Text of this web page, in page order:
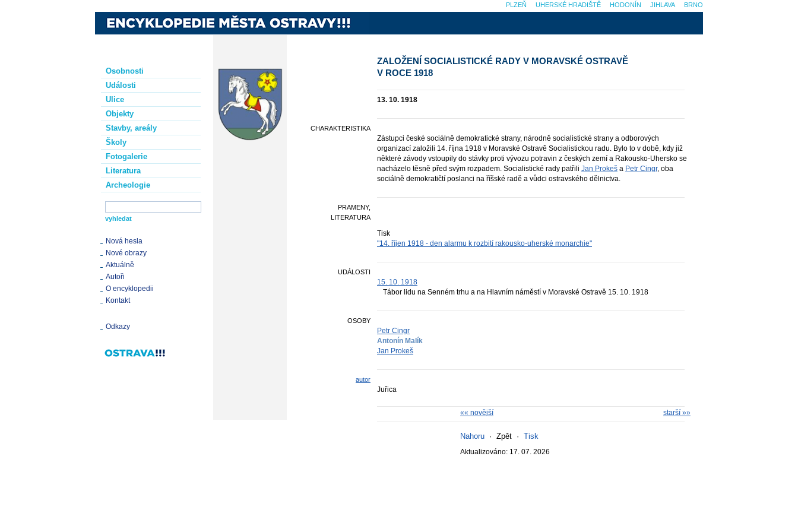
Osobnosti
Události
Ulice
Objekty
Stavby, areály
Školy
Fotogalerie
Literatura
Archeologie
Nová hesla
Nové obrazy
Aktuálně
Autoři
O encyklopedii
Kontakt
Odkazy
ZALOŽENÍ SOCIALISTICKÉ RADY V MORAVSKÉ OSTRAVĚ
V ROCE 1918
13. 10. 1918
CHARAKTERISTIKA
Zástupci české sociálně demokratické strany, národně socialistické strany a odborových
organizací založili 14. října 1918 v Moravské Ostravě Socialistickou radu. Bylo to v době, kdy již
některé závody vstoupily do stávky proti vývozu potravin z českých zemí a Rakousko-Uhersko se
nacházelo těsně před svým rozpadem. Socialistické rady patřili Jan Prokeš a Petr Cingr, oba
sociálně demokratičtí poslanci na říšské radě a vůdci ostravského dělnictva.
PRAMENY,
LITERATURA
Tisk
"14. říjen 1918 - den alarmu k rozbití rakousko-uherské monarchie"
UDÁLOSTI
15. 10. 1918
Tábor lidu na Senném trhu a na Hlavním náměstí v Moravské Ostravě 15. 10. 1918
OSOBY
Petr Cingr
Antonín Malík
Jan Prokeš
autor
Juřica
starší »»
«« novější
Nahoru · Zpět · Tisk
Aktualizováno: 17. 07. 2026
BRNO
JIHLAVA
HODONÍN
UHERSKÉ HRADIŠTĚ
PLZEŇ